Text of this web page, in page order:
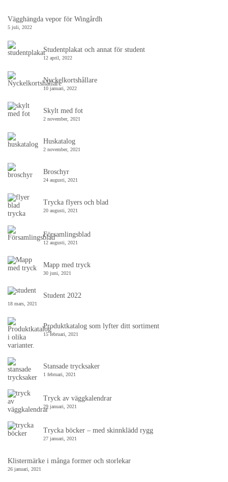
Vägghängda vepor för Wingårdh
5 juli, 2022
Studentplakat och annat för student
12 april, 2022
Nyckelkortshållare
10 januari, 2022
Skylt med fot
2 november, 2021
Huskatalog
2 november, 2021
Broschyr
24 augusti, 2021
Trycka flyers och blad
20 augusti, 2021
Församlingsblad
12 augusti, 2021
Mapp med tryck
30 juni, 2021
Student 2022
18 mars, 2021
Produktkatalog som lyfter ditt sortiment
15 februari, 2021
Stansade trycksaker
1 februari, 2021
Tryck av väggkalendrar
29 januari, 2021
Trycka böcker – med skinnklädd rygg
27 januari, 2021
Klistermärke i många former och storlekar
26 januari, 2021